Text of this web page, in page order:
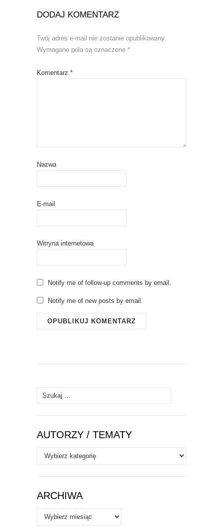
DODAJ KOMENTARZ
Twój adres e-mail nie zostanie opublikowany.
Wymagane pola są oznaczone *
Komentarz *
Nazwa
E-mail
Witryna internetowa
Notify me of follow-up comments by email.
Notify me of new posts by email.
Szukaj:
AUTORZY / TEMATY
Autorzy
/
Tematy
ARCHIWA
Archiwa